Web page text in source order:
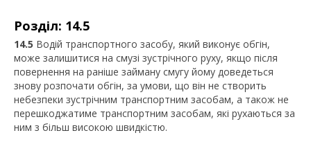
Розділ: 14.5
14.5 Водій транспортного засобу, який виконує обгін,
може залишитися на смузі зустрічного руху, якщо після
повернення на раніше займану смугу йому доведеться
знову розпочати обгін, за умови, що він не створить
небезпеки зустрічним транспортним засобам, а також не
перешкоджатиме транспортним засобам, які рухаються за
ним з більш високою швидкістю.